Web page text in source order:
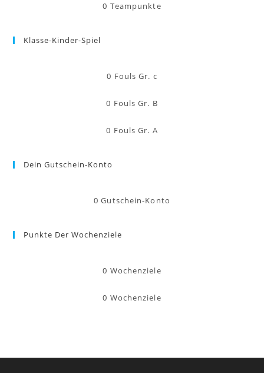
0 Teampunkte
Klasse-Kinder-Spiel
0 Fouls Gr. c
0 Fouls Gr. B
0 Fouls Gr. A
Dein Gutschein-Konto
0 Gutschein-Konto
Punkte Der Wochenziele
0 Wochenziele
0 Wochenziele